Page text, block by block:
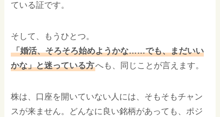
ている証です。
そして、もうひとつ。
「婚活、そろそろ始めようかな……でも、まだいい
かな」と迷っている方へも、同じことが言えます。
株は、口座を開いていない人には、そもそもチャン
スが来ません。どんなに良い銘柄があっても、ポジ